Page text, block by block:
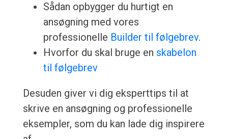
Sådan opbygger du hurtigt en
ansøgning med vores
professionelle Builder til følgebrev.
Hvorfor du skal bruge en skabelon
til følgebrev
Desuden giver vi dig eksperttips til at
skrive en ansøgning og professionelle
eksempler, som du kan lade dig inspirere